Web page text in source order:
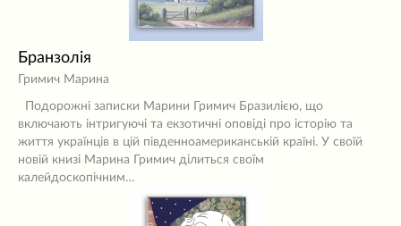
Бранзолія
Гримич Марина
Подорожні записки Марини Гримич Бразилією, що
включають інтригуючі та екзотичні оповіді про історію та
життя українців в цій південноамериканській країні. У своїй
новій книзі Марина Гримич ділиться своїм
калейдоскопічним…